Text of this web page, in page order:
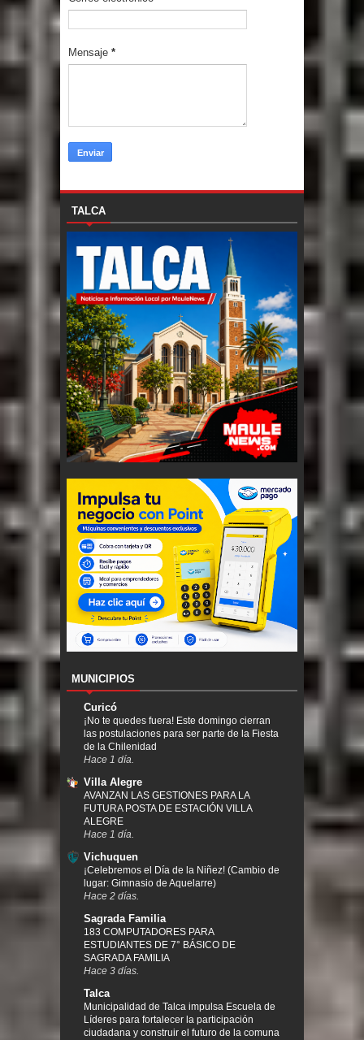
Mensaje *
TALCA
MUNICIPIOS
Curicó
¡No te quedes fuera! Este domingo cierran
las postulaciones para ser parte de la Fiesta
de la Chilenidad
Hace 1 día.
Villa Alegre
AVANZAN LAS GESTIONES PARA LA
FUTURA POSTA DE ESTACIÓN VILLA
ALEGRE
Hace 1 día.
Vichuquen
¡Celebremos el Día de la Niñez! (Cambio de
lugar: Gimnasio de Aquelarre)
Hace 2 días.
Sagrada Familia
183 COMPUTADORES PARA
ESTUDIANTES DE 7° BÁSICO DE
SAGRADA FAMILIA
Hace 3 días.
Talca
Municipalidad de Talca impulsa Escuela de
Líderes para fortalecer la participación
ciudadana y construir el futuro de la comuna